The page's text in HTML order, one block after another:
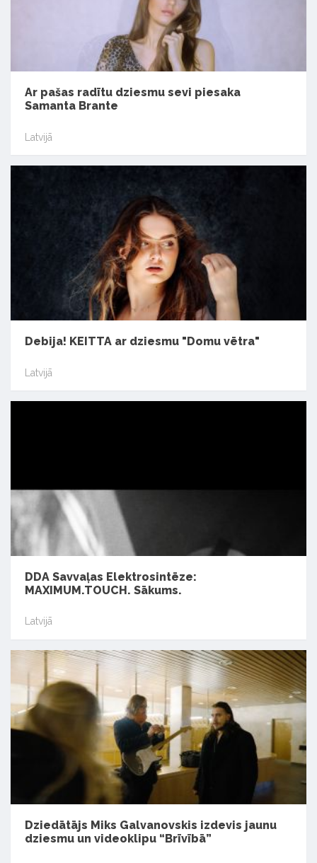
Ar pašas radītu dziesmu sevi piesaka
Samanta Brante
Latvijā
Debija! KEITTA ar dziesmu "Domu vētra"
Latvijā
DDA Savvaļas Elektrosintēze:
MAXIMUM.TOUCH. Sākums.
Latvijā
Dziedātājs Miks Galvanovskis izdevis jaunu
dziesmu un videoklipu “Brīvībā”